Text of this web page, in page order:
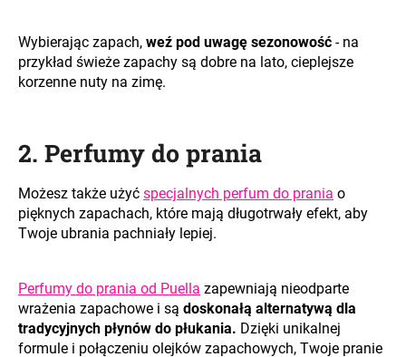
Wybierając zapach, weź pod uwagę sezonowość - na
przykład świeże zapachy są dobre na lato, cieplejsze
korzenne nuty na zimę.
2. Perfumy do prania
Możesz także użyć specjalnych perfum do prania o
pięknych zapachach, które mają długotrwały efekt, aby
Twoje ubrania pachniały lepiej.
Perfumy do prania od Puella zapewniają nieodparte
wrażenia zapachowe i są doskonałą alternatywą dla
tradycyjnych płynów do płukania. Dzięki unikalnej
formule i połączeniu olejków zapachowych, Twoje pranie